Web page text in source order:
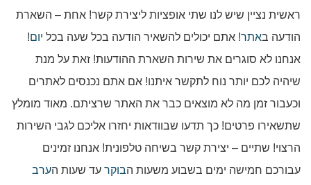
ראשית נציין שיש לנו שתי אופציות ליצירת קשר! אחת – השארת
הודעה באתר! אתם יכולים להשאיר הודעה בכל שעה בכל יום!
אנחנו לא סוגרים את שירות השארת ההודעות! זאת על מנת
שיהיה לכם יותר נוח לתקשר איתנו! אם אתם נכנסים לאתרים
וכעבור זמן מה לא מוצאים כבר את האתר שרציתם. מאוד מומלץ
שתשאירו פרטים! כך תדעו שבוודאות יחזרו אליכם לגבי השירות
הרצוי! שתיים – יצירת קשר בשיחה טלפונית! אנחנו זמינים
עבורכם חמישה ימים בשבוע משעות הבוקר עד שעות הערב